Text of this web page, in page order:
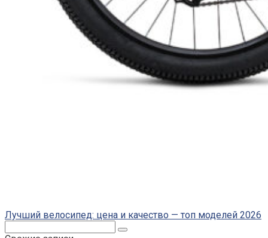
Лучший велосипед: цена и качество — топ моделей 2026